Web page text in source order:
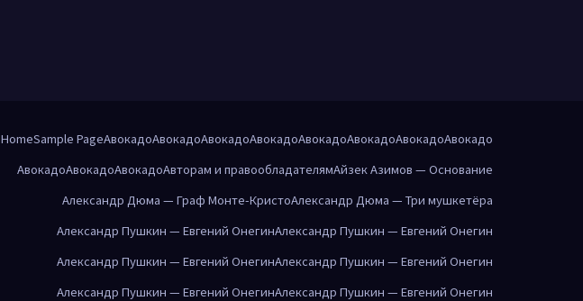
HomeSample PageАвокадоАвокадоАвокадоАвокадоАвокадоАвокадоАвокадоАвокадо
АвокадоАвокадоАвокадоАвторам и правообладателямАйзек Азимов — Основание
Александр Дюма — Граф Монте-КристоАлександр Дюма — Три мушкетёра
Александр Пушкин — Евгений ОнегинАлександр Пушкин — Евгений Онегин
Александр Пушкин — Евгений ОнегинАлександр Пушкин — Евгений Онегин
Александр Пушкин — Евгений ОнегинАлександр Пушкин — Евгений Онегин